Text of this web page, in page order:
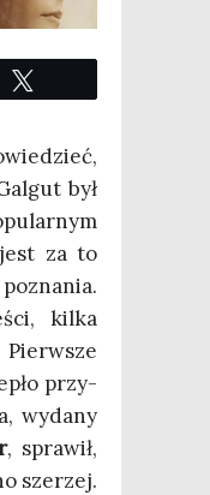
był
za to
kil­ka
przy­
wyda­ny
, spra­wił,
sze­rzej.